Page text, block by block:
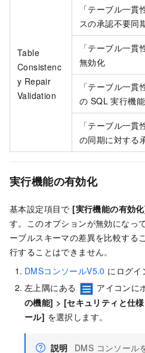
Table
Consistenc
y Repair
Validation
「テーブル一
スの承認不要同
「テーブル一
無効化
「テーブル一
の SQL 実行機
「テーブル一
の同期に対する
実行機能の有効化
基本設定項目で [実行機能の有効
す。このオプションが無効になっ
ーブルスキーマの差異を比較する
行することはできません。
DMSコンソールV5.0 にログイ
左上隅にある
アイコンに
の機能] > [セキュリティと仕
ール] を選択します。
説明
DMS コンソール